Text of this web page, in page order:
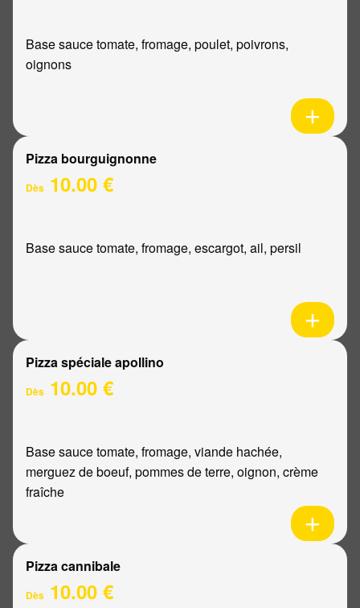
Base sauce tomate, fromage, poulet, poivrons,
oignons
Pizza bourguignonne
Dès 10.00 €
Base sauce tomate, fromage, escargot, ail, persil
Pizza spéciale apollino
Dès 10.00 €
Base sauce tomate, fromage, viande hachée,
merguez de boeuf, pommes de terre, oignon, crème
fraîche
Pizza cannibale
Dès 10.00 €